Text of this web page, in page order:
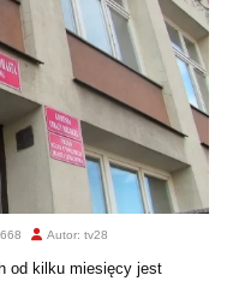
Autor: tv28
od kilku miesięcy jest